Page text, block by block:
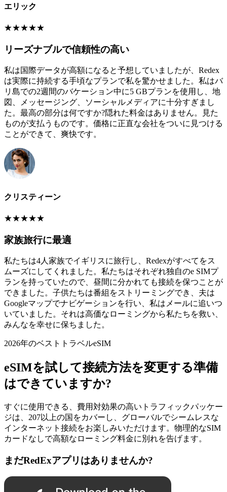
エリック
★★★★★
リーズナブルで信頼性の高い
私は国際データが高額になると予想していましたが、Redex
は実際に持続する手頃なプランで私を驚かせました。私はバ
リ島での2週間のバケーション中に5 GBプランを使用し、地
図、メッセージング、ソーシャルメディアに十分すぎまし
た。最高の部分は何ですか?隠れた料金はありません。見た
ものが支払うものです。価格に正直な会社をついに見つける
ことができて、爽快です。
クリスティーン
★★★★★
家族旅行に最適
私たちは4人家族でイギリスに旅行し、Redexがすべてをス
ムーズにしてくれました。私たちはそれぞれ独自のe SIMプ
ランを持っていたので、昼間に分かれても接続を保つことが
できました。子供たちは番組をストリーミングでき、夫は
Googleマップでナビゲーションを行い、私はメールに追いつ
いていました。それは高価なローミングから私たちを救い、
みんなを幸せに保ちました。
2026年のベストトラベルeSIM
eSIMを試して接続方法を変更する準備
はできていますか?
すぐに使用できる、費用対効果の高いトラフィックパッケー
ジは、207以上の国をカバーし、グローバルでシームレスな
インターネット接続をお楽しみいただけます。物理的なSIM
カードなしで高額なローミング料金に別れを告げます。
まだRedExアプリはありませんか?